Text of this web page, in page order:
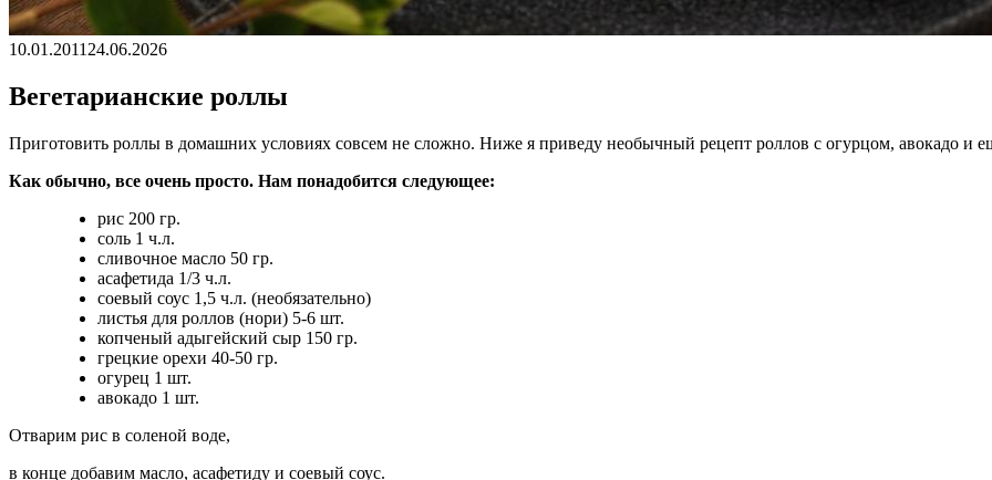
10.01.2011 24.06.2026
Вегетарианские роллы
Приготовить роллы в домашних условиях совсем не сложно. Ниже я приведу необычный рецепт роллов с огурцом, авокадо и
Как обычно, все очень просто. Нам понадобится следующее:
рис 200 гр.
соль 1 ч.л.
сливочное масло 50 гр.
асафетида 1/3 ч.л.
соевый соус 1,5 ч.л. (необязательно)
листья для роллов (нори) 5-6 шт.
копченый адыгейский сыр 150 гр.
грецкие орехи 40-50 гр.
огурец 1 шт.
авокадо 1 шт.
Отварим рис в соленой воде,
в конце добавим масло, асафетиду и соевый соус.